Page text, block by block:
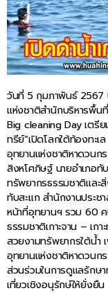
วันที่ 5 กุมภาพันธ์ 2567
แห่งชาติสำนักบริหารพื้น
Big cleaning Day เตรีย
ทรีย์“เปิดโลกใต้ท้องทะ
อุทยานแห่งชาติหาดวนก
สิงหโศภิษฐ์ นายอำเภอ
ทรัพยากรธรรมชาติและ
ทับสะแก สำนักงานประช
หน้าที่อุทยานฯ รวม 60
ธรรมชาติเกาะจาน – เก
สวยงามทรัพยากรใต้น้ำ
อุทยานแห่งชาติหาดวนกร
ส่วนร่วมในการดูแลรักษ
เที่ยวเชิงอนุรักษ์ให้ยั่งยืน